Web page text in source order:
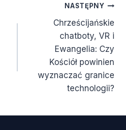
NASTĘPNY
Chrześcijańskie
chatboty, VR i
Ewangelia: Czy
Kościół powinien
wyznaczać granice
technologii?